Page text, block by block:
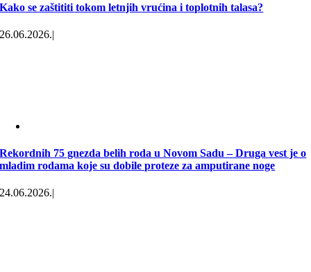
Kako se zaštititi tokom letnjih vrućina i toplotnih talasa?
26.06.2026.|
Rekordnih 75 gnezda belih roda u Novom Sadu – Druga vest je o
mladim rodama koje su dobile proteze za amputirane noge
24.06.2026.|